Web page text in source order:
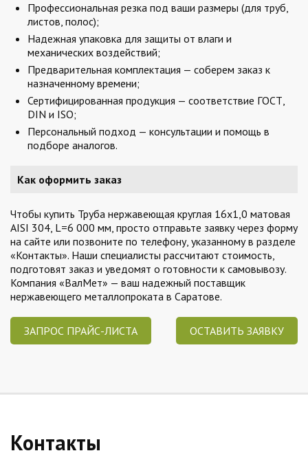
Профессиональная резка под ваши размеры (для труб,
листов, полос);
Надежная упаковка для защиты от влаги и
механических воздействий;
Предварительная комплектация — соберем заказ к
назначенному времени;
Сертифицированная продукция — соответствие ГОСТ,
DIN и ISO;
Персональный подход — консультации и помощь в
подборе аналогов.
Как оформить заказ
Чтобы купить Труба нержавеющая круглая 16х1,0 матовая
AISI 304, L=6 000 мм, просто отправьте заявку через форму
на сайте или позвоните по телефону, указанному в разделе
«Контакты». Наши специалисты рассчитают стоимость,
подготовят заказ и уведомят о готовности к самовывозу.
Компания «ВалМет» — ваш надежный поставщик
нержавеющего металлопроката в Саратове.
ЗАПРОС ПРАЙС-ЛИСТА ОСТАВИТЬ ЗАЯВКУ
Контакты